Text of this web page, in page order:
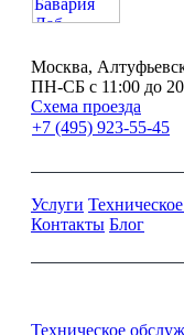
Москва,
ПН-СБ с 11:00 до
Схема проезда
+7 (495) 923-55-45
Услуги
Контакты Блог
Техническое